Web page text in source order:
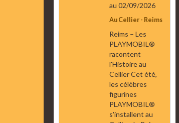
au 02/09/2026
Au Cellier - Reims
Reims – Les
PLAYMOBIL®
racontent
l'Histoire au
Cellier Cet été,
les célèbres
figurines
PLAYMOBIL®
s'installent au